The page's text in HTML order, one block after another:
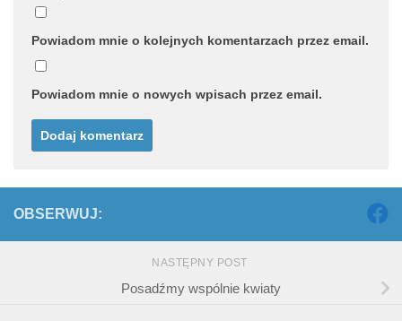
Powiadom mnie o kolejnych komentarzach przez email.
Powiadom mnie o nowych wpisach przez email.
OBSERWUJ:
NASTĘPNY POST
Posadźmy wspólnie kwiaty